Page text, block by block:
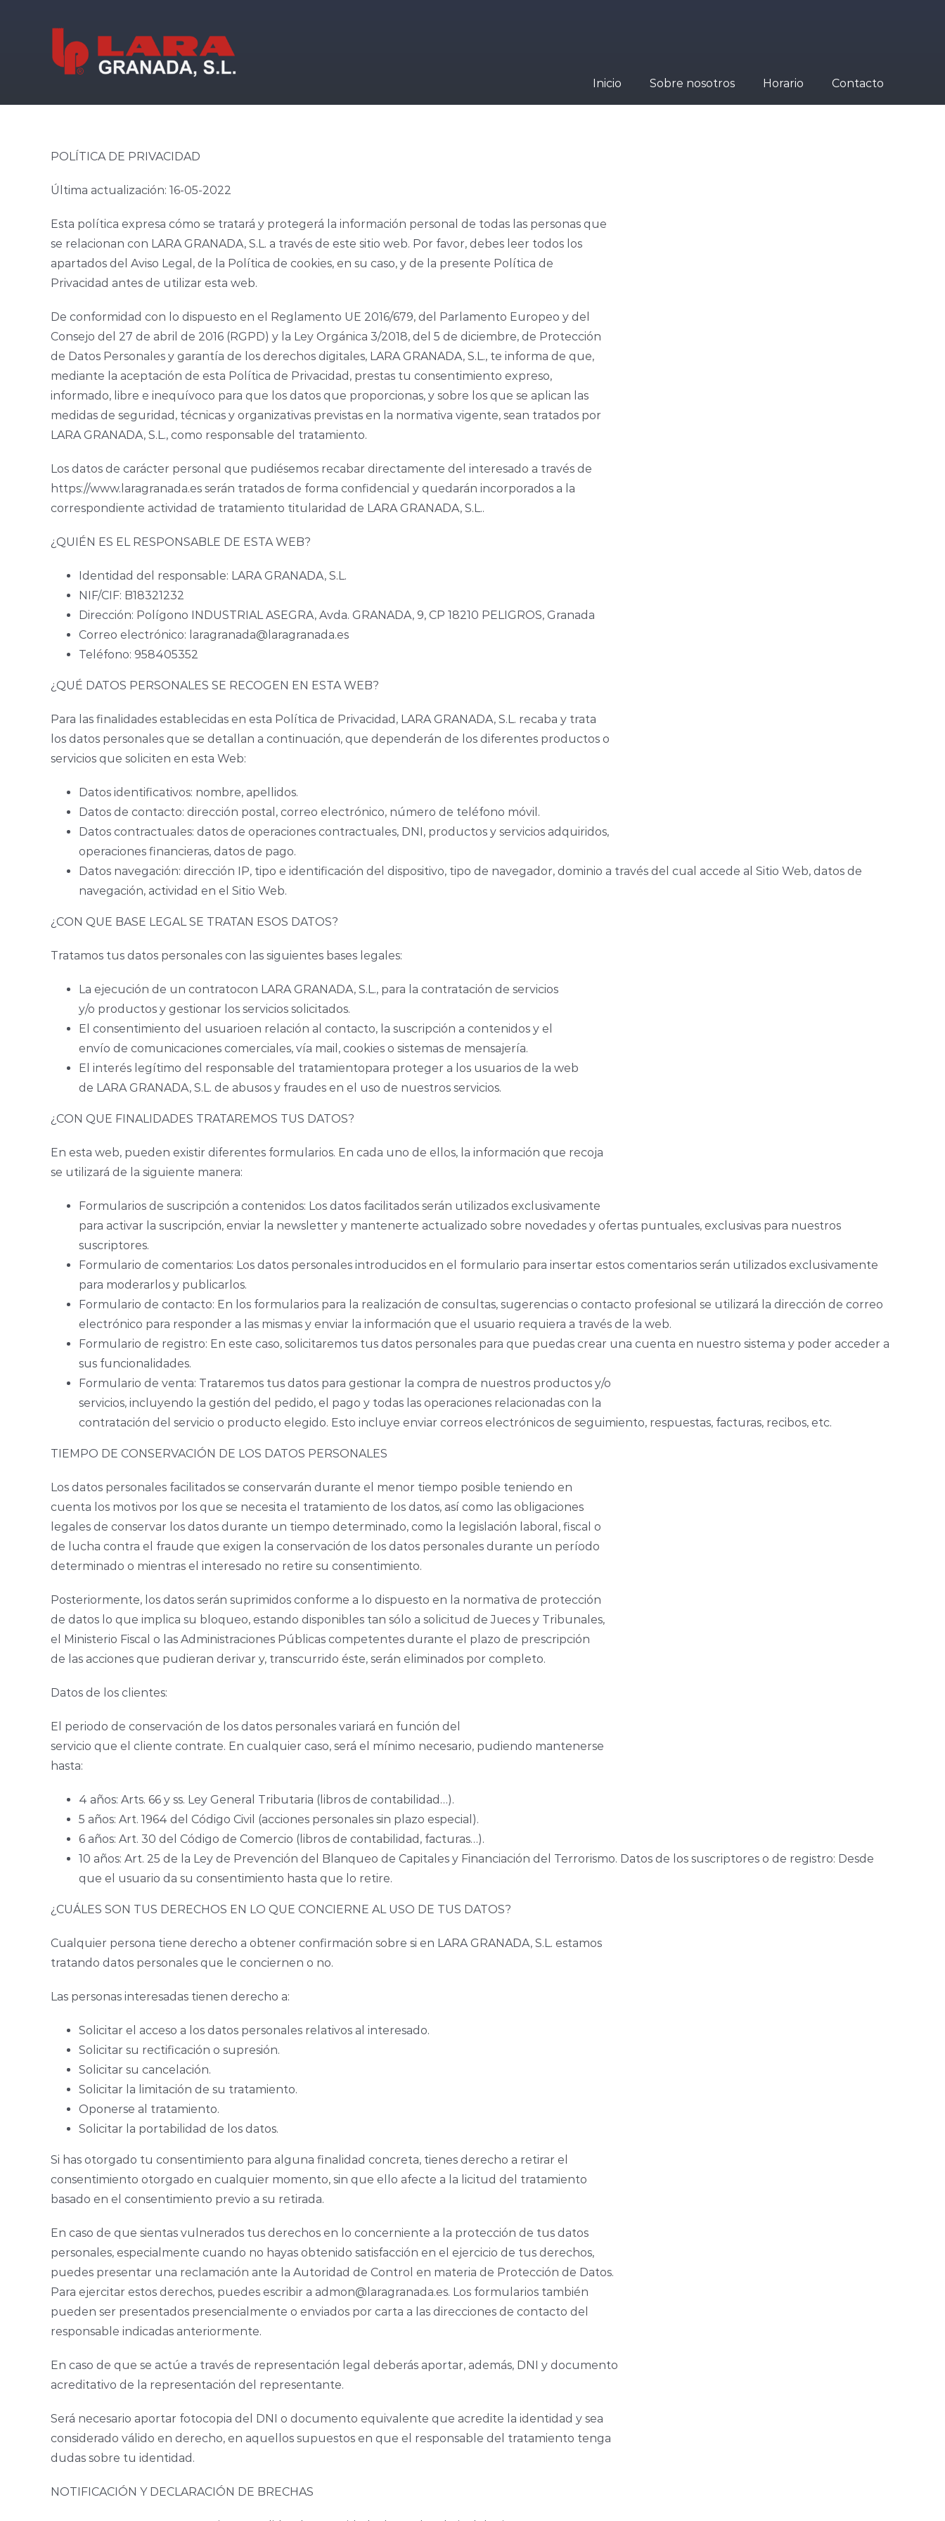
Inicio Sobre nosotros Horario Contacto
POLÍTICA DE PRIVACIDAD
Última actualización: 16-05-2022
Esta política expresa cómo se tratará y protegerá la información personal de todas las personas que
se relacionan con LARA GRANADA, S.L. a través de este sitio web. Por favor, debes leer todos los
apartados del Aviso Legal, de la Política de cookies, en su caso, y de la presente Política de
Privacidad antes de utilizar esta web.
De conformidad con lo dispuesto en el Reglamento UE 2016/679, del Parlamento Europeo y del
Consejo del 27 de abril de 2016 (RGPD) y la Ley Orgánica 3/2018, del 5 de diciembre, de Protección
de Datos Personales y garantía de los derechos digitales, LARA GRANADA, S.L., te informa de que,
mediante la aceptación de esta Política de Privacidad, prestas tu consentimiento expreso,
informado, libre e inequívoco para que los datos que proporcionas, y sobre los que se aplican las
medidas de seguridad, técnicas y organizativas previstas en la normativa vigente, sean tratados por
LARA GRANADA, S.L., como responsable del tratamiento.
Los datos de carácter personal que pudiésemos recabar directamente del interesado a través de
https://www.laragranada.es serán tratados de forma confidencial y quedarán incorporados a la
correspondiente actividad de tratamiento titularidad de LARA GRANADA, S.L..
¿QUIÉN ES EL RESPONSABLE DE ESTA WEB?
Identidad del responsable: LARA GRANADA, S.L.
NIF/CIF: B18321232
Dirección: Polígono INDUSTRIAL ASEGRA, Avda. GRANADA, 9, CP 18210 PELIGROS, Granada
Correo electrónico: laragranada@laragranada.es
Teléfono: 958405352
¿QUÉ DATOS PERSONALES SE RECOGEN EN ESTA WEB?
Para las finalidades establecidas en esta Política de Privacidad, LARA GRANADA, S.L. recaba y trata
los datos personales que se detallan a continuación, que dependerán de los diferentes productos o
servicios que soliciten en esta Web:
Datos identificativos: nombre, apellidos.
Datos de contacto: dirección postal, correo electrónico, número de teléfono móvil.
Datos contractuales: datos de operaciones contractuales, DNI, productos y servicios adquiridos,
operaciones financieras, datos de pago.
Datos navegación: dirección IP, tipo e identificación del dispositivo, tipo de navegador, dominio a través del cual accede al Sitio Web, datos de
navegación, actividad en el Sitio Web.
¿CON QUE BASE LEGAL SE TRATAN ESOS DATOS?
Tratamos tus datos personales con las siguientes bases legales:
La ejecución de un contratocon LARA GRANADA, S.L., para la contratación de servicios
y/o productos y gestionar los servicios solicitados.
El consentimiento del usuarioen relación al contacto, la suscripción a contenidos y el
envío de comunicaciones comerciales, vía mail, cookies o sistemas de mensajería.
El interés legítimo del responsable del tratamientopara proteger a los usuarios de la web
de LARA GRANADA, S.L. de abusos y fraudes en el uso de nuestros servicios.
¿CON QUE FINALIDADES TRATAREMOS TUS DATOS?
En esta web, pueden existir diferentes formularios. En cada uno de ellos, la información que recoja
se utilizará de la siguiente manera:
Formularios de suscripción a contenidos: Los datos facilitados serán utilizados exclusivamente
para activar la suscripción, enviar la newsletter y mantenerte actualizado sobre novedades y ofertas puntuales, exclusivas para nuestros
suscriptores.
Formulario de comentarios: Los datos personales introducidos en el formulario para insertar estos comentarios serán utilizados exclusivamente
para moderarlos y publicarlos.
Formulario de contacto: En los formularios para la realización de consultas, sugerencias o contacto profesional se utilizará la dirección de correo
electrónico para responder a las mismas y enviar la información que el usuario requiera a través de la web.
Formulario de registro: En este caso, solicitaremos tus datos personales para que puedas crear una cuenta en nuestro sistema y poder acceder a
sus funcionalidades.
Formulario de venta: Trataremos tus datos para gestionar la compra de nuestros productos y/o
servicios, incluyendo la gestión del pedido, el pago y todas las operaciones relacionadas con la
contratación del servicio o producto elegido. Esto incluye enviar correos electrónicos de seguimiento, respuestas, facturas, recibos, etc.
TIEMPO DE CONSERVACIÓN DE LOS DATOS PERSONALES
Los datos personales facilitados se conservarán durante el menor tiempo posible teniendo en
cuenta los motivos por los que se necesita el tratamiento de los datos, así como las obligaciones
legales de conservar los datos durante un tiempo determinado, como la legislación laboral, fiscal o
de lucha contra el fraude que exigen la conservación de los datos personales durante un período
determinado o mientras el interesado no retire su consentimiento.
Posteriormente, los datos serán suprimidos conforme a lo dispuesto en la normativa de protección
de datos lo que implica su bloqueo, estando disponibles tan sólo a solicitud de Jueces y Tribunales,
el Ministerio Fiscal o las Administraciones Públicas competentes durante el plazo de prescripción
de las acciones que pudieran derivar y, transcurrido éste, serán eliminados por completo.
Datos de los clientes:
El periodo de conservación de los datos personales variará en función del
servicio que el cliente contrate. En cualquier caso, será el mínimo necesario, pudiendo mantenerse
hasta:
4 años: Arts. 66 y ss. Ley General Tributaria (libros de contabilidad…).
5 años: Art. 1964 del Código Civil (acciones personales sin plazo especial).
6 años: Art. 30 del Código de Comercio (libros de contabilidad, facturas…).
10 años: Art. 25 de la Ley de Prevención del Blanqueo de Capitales y Financiación del Terrorismo. Datos de los suscriptores o de registro: Desde
que el usuario da su consentimiento hasta que lo retire.
¿CUÁLES SON TUS DERECHOS EN LO QUE CONCIERNE AL USO DE TUS DATOS?
Cualquier persona tiene derecho a obtener confirmación sobre si en LARA GRANADA, S.L. estamos
tratando datos personales que le conciernen o no.
Las personas interesadas tienen derecho a:
Solicitar el acceso a los datos personales relativos al interesado.
Solicitar su rectificación o supresión.
Solicitar su cancelación.
Solicitar la limitación de su tratamiento.
Oponerse al tratamiento.
Solicitar la portabilidad de los datos.
Si has otorgado tu consentimiento para alguna finalidad concreta, tienes derecho a retirar el
consentimiento otorgado en cualquier momento, sin que ello afecte a la licitud del tratamiento
basado en el consentimiento previo a su retirada.
En caso de que sientas vulnerados tus derechos en lo concerniente a la protección de tus datos
personales, especialmente cuando no hayas obtenido satisfacción en el ejercicio de tus derechos,
puedes presentar una reclamación ante la Autoridad de Control en materia de Protección de Datos.
Para ejercitar estos derechos, puedes escribir a admon@laragranada.es. Los formularios también
pueden ser presentados presencialmente o enviados por carta a las direcciones de contacto del
responsable indicadas anteriormente.
En caso de que se actúe a través de representación legal deberás aportar, además, DNI y documento
acreditativo de la representación del representante.
Será necesario aportar fotocopia del DNI o documento equivalente que acredite la identidad y sea
considerado válido en derecho, en aquellos supuestos en que el responsable del tratamiento tenga
dudas sobre tu identidad.
NOTIFICACIÓN Y DECLARACIÓN DE BRECHAS